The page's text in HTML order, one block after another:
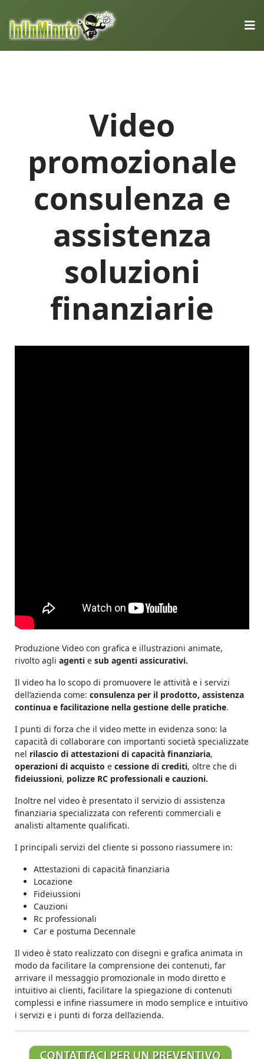
Video
promozionale
consulenza e
assistenza
soluzioni
finanziarie
Produzione Video con grafica e illustrazioni animate,
rivolto agli agenti e sub agenti assicurativi.
Il video ha lo scopo di promuovere le attività e i servizi
dell’azienda come: consulenza per il prodotto, assistenza
continua e facilitazione nella gestione delle pratiche.
I punti di forza che il video mette in evidenza sono: la
capacità di collaborare con importanti società specializzate
nel rilascio di attestazioni di capacità finanziaria,
operazioni di acquisto e cessione di crediti, oltre che di
fideiussioni, polizze RC professionali e cauzioni.
Inoltre nel video è presentato il servizio di assistenza
finanziaria specializzata con referenti commerciali e
analisti altamente qualificati.
I principali servizi del cliente si possono riassumere in:
Attestazioni di capacità finanziaria
Locazione
Fideiussioni
Cauzioni
Rc professionali
Car e postuma Decennale
Il video è stato realizzato con disegni e grafica animata in
modo da facilitare la comprensione dei contenuti, far
arrivare il messaggio promozionale in modo diretto e
intuitivo ai clienti, facilitare la spiegazione di contenuti
complessi e infine riassumere in modo semplice e intuitivo
i servizi e i punti di forza dell’azienda.